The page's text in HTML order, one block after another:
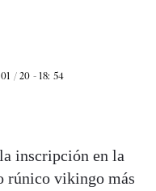
/ 20 - 18: 54
inscripción en la
rúnico vikingo más